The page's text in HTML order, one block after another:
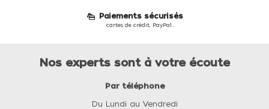
Paiements sécurisés
cartes de crédit, PayPal...
Nos experts sont à votre écoute
Par téléphone
Du Lundi au Vendredi